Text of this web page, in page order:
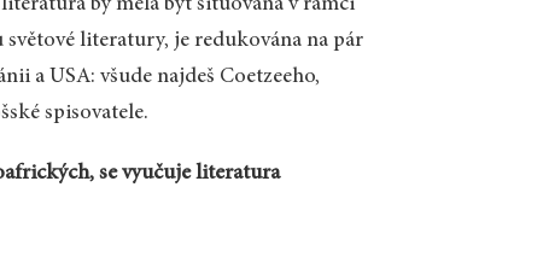
by měla být situována v rámci
literatury, je redukována na pár
a USA: všude najdeš Coetzeeho,
spisovatele.
se vyučuje literatura